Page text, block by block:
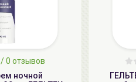
/0 отзывов
ночной